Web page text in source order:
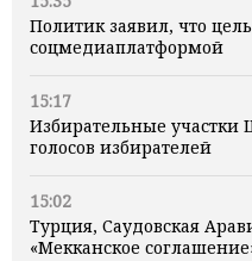
Политик заявил, что
соцмедиаплатформой
15:17
Избирательные участки
голосов избирателей
15:02
Турция, Саудовская
«Мекканское